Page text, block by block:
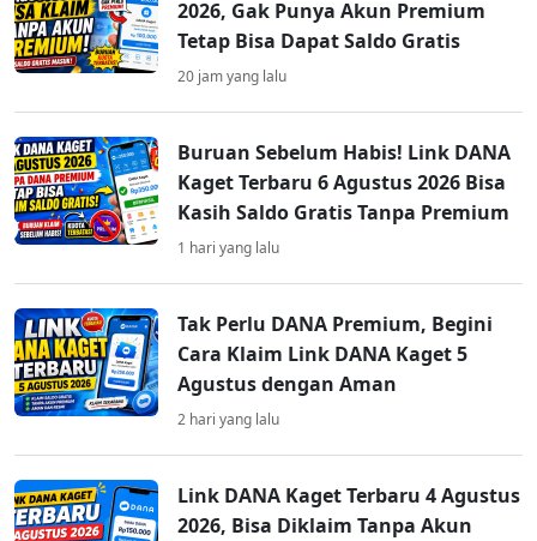
2026, Gak Punya Akun Premium
Tetap Bisa Dapat Saldo Gratis
20 jam yang lalu
Buruan Sebelum Habis! Link DANA
Kaget Terbaru 6 Agustus 2026 Bisa
Kasih Saldo Gratis Tanpa Premium
1 hari yang lalu
Tak Perlu DANA Premium, Begini
Cara Klaim Link DANA Kaget 5
Agustus dengan Aman
2 hari yang lalu
Link DANA Kaget Terbaru 4 Agustus
2026, Bisa Diklaim Tanpa Akun